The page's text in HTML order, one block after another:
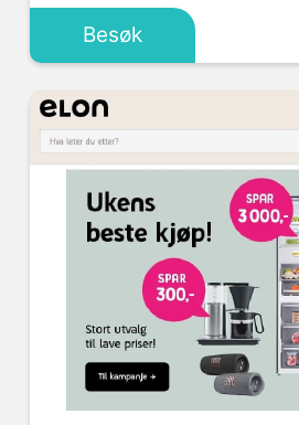
Besøk